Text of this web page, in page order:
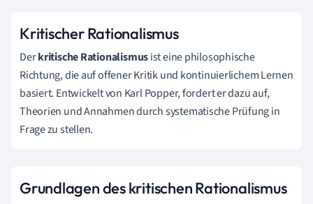
Kritischer Rationalismus
Derkritische Rationalismusist eine philosophische
Richtung, die auf offener Kritik und kontinuierlichem Lernen
basiert. Entwickelt von Karl Popper, fordert er dazu auf,
Theorien und Annahmen durch systematische Prüfung in
Frage zu stellen.
Grundlagen des kritischen Rationalismus